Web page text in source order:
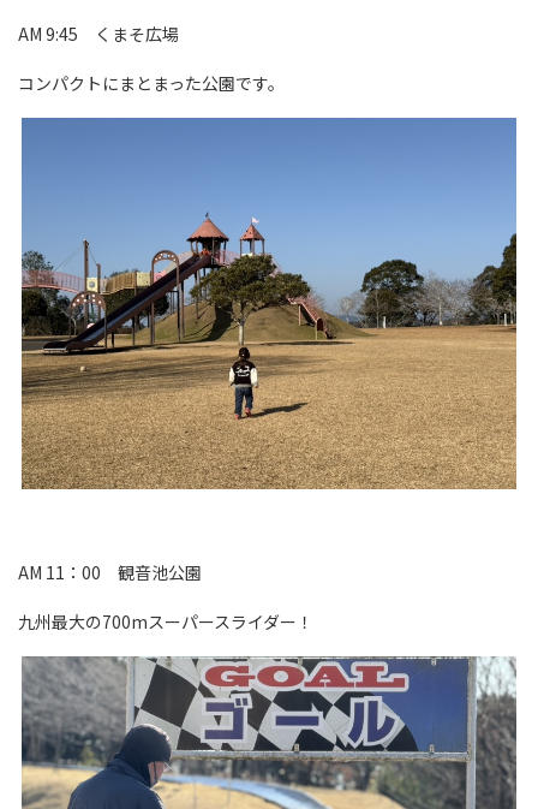
AM 9:45 くまそ広場
コンパクトにまとまった公園です。
AM 11：00 観音池公園
九州最大の700mスーパースライダー！